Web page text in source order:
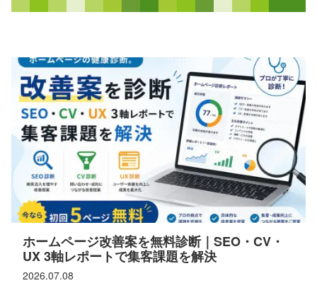
2026.07.08
ホームページ改善案を無料診断｜SEO・CV・
UX 3軸レポートで集客課題を解決